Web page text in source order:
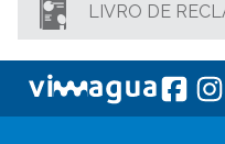
LIVRO DE